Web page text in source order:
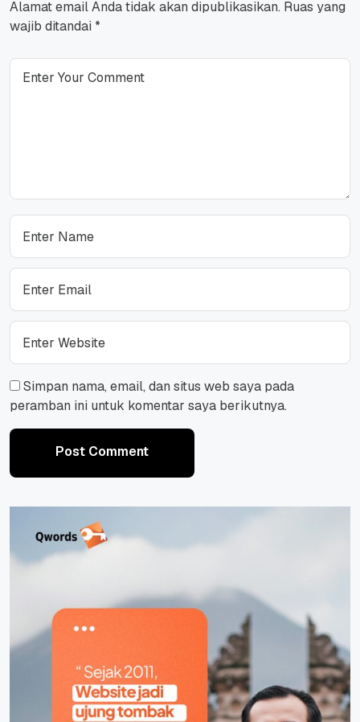
Alamat email Anda tidak akan dipublikasikan. Ruas yang
wajib ditandai *
Simpan nama, email, dan situs web saya pada
peramban ini untuk komentar saya berikutnya.
Post Comment